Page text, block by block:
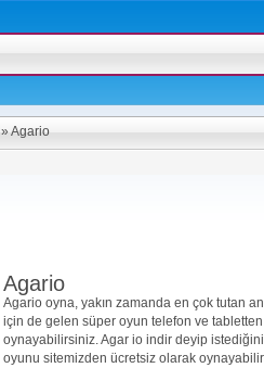
»Agario
Agario
Agario oyna, yakın zamanda en çok tutan
için de gelen süper oyun telefon ve
oynayabilirsiniz. Agar io indir deyip
oyunu sitemizden ücretsiz olarak